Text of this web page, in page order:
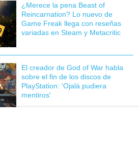
¿Merece la pena Beast of
Reincarnation? Lo nuevo de
Game Freak llega con reseñas
variadas en Steam y Metacritic
El creador de God of War habla
sobre el fin de los discos de
PlayStation: 'Ojalá pudiera
mentiros'